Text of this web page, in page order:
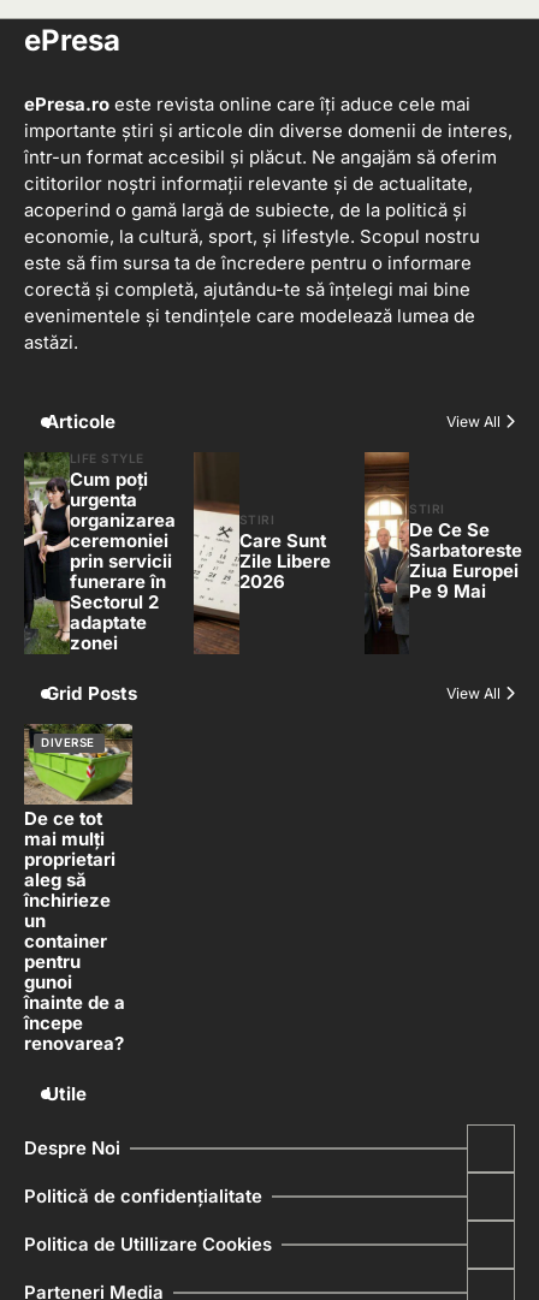
ePresa
ePresa.ro este revista online care îți aduce cele mai
importante știri și articole din diverse domenii de interes,
într-un format accesibil și plăcut. Ne angajăm să oferim
cititorilor noștri informații relevante și de actualitate,
acoperind o gamă largă de subiecte, de la politică și
economie, la cultură, sport, și lifestyle. Scopul nostru
este să fim sursa ta de încredere pentru o informare
corectă și completă, ajutându-te să înțelegi mai bine
evenimentele și tendințele care modelează lumea de
astăzi.
Articole View All
LIFE STYLE
Cum poți
urgenta
organizarea
ceremoniei
prin servicii
funerare în
Sectorul 2
adaptate
zonei
STIRI
Care Sunt
Zile Libere
2026
STIRI
De Ce Se
Sarbatoreste
Ziua Europei
Pe 9 Mai
Grid Posts View All
DIVERSE
De ce tot
mai mulți
proprietari
aleg să
închirieze
un
container
pentru
gunoi
înainte de a
începe
renovarea?
Utile
Despre Noi
Politică de confidențialitate
Politica de Utillizare Cookies
Parteneri Media